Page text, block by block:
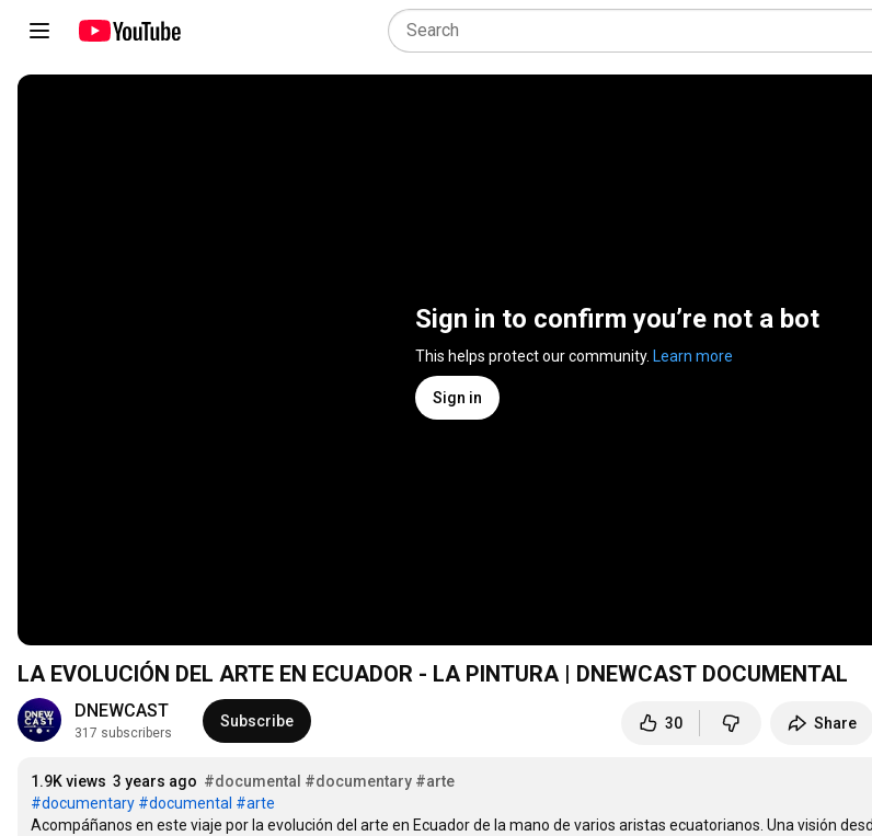
Sign in to confirm you’re not a bot
This helps protect our community. Learn more
Sign in
LA EVOLUCIÓN DEL ARTE EN ECUADOR - LA PINTURA | DNEWCAST DOCUMENTAL
DNEWCAST
317 subscribers
Subscribe 30 Share
1.9K views 3 years ago #documental #documentary #arte
#documentary #documental #arte
Acompáñanos en este viaje por la evolución del arte en Ecuador de la mano de varios aristas ecuatorianos. Una visión